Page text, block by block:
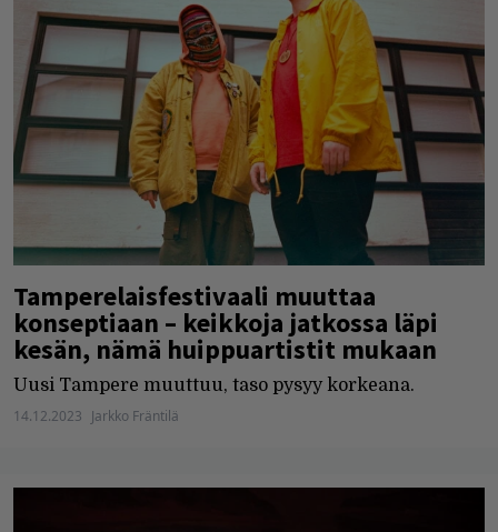
Tamperelaisfestivaali muuttaa
konseptiaan – keikkoja jatkossa läpi
kesän, nämä huippuartistit mukaan
Uusi Tampere muuttuu, taso pysyy korkeana.
14.12.2023 Jarkko Fräntilä